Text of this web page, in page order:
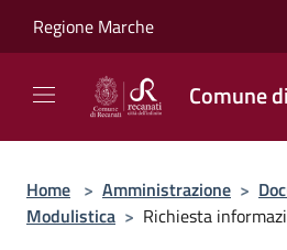
Regione Marche
Comune
Home > Amministrazione >
Modulistica > Richiesta